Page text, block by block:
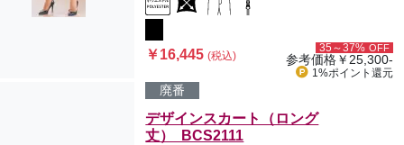
￥16,445(税込)
35～37% OFF
参考価格￥25,300-
1%ポイント 還元
廃番
デザインスカート（ロング
丈） BCS2111